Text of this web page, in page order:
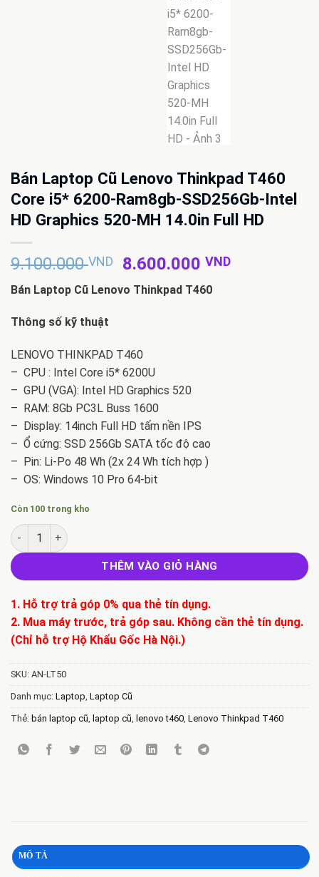
Bán Laptop Cũ Lenovo Thinkpad T460
Core i5* 6200-Ram8gb-SSD256Gb-Intel
HD Graphics 520-MH 14.0in Full HD
9.100.000VND
Giá
là:
8.600.000VNDGiá
Bán Laptop Cũ Lenovo Thinkpad T460
Thông số kỹ thuật
LENOVO THINKPAD T460
– CPU : Intel Core i5* 6200U
– GPU (VGA): Intel HD Graphics 520
– RAM: 8Gb PC3L Buss 1600
– Display: 14inch Full HD tấm nền IPS
– Ổ cứng: SSD 256Gb SATA tốc độ cao
– Pin: Li-Po 48 Wh (2x 24 Wh tích hợp )
– OS: Windows 10 Pro 64-bit
Còn 100 trong kho
Bán Laptop Cũ Lenovo Thinkpad T460 Core i5* 6200-
THÊM VÀO GIỎ HÀNG
1. Hỗ trợ trả góp 0% qua thẻ tín dụng.
2. Mua máy trước, trả góp sau. Không cần thẻ tín dụng.
(Chỉ hỗ trợ Hộ Khẩu Gốc Hà Nội.)
SKU: AN-LT50
Danh mục: Laptop, Laptop Cũ
Thẻ: bán laptop cũ, laptop cũ, lenovo t460, Lenovo Thinkpad T460
MÔ TẢ